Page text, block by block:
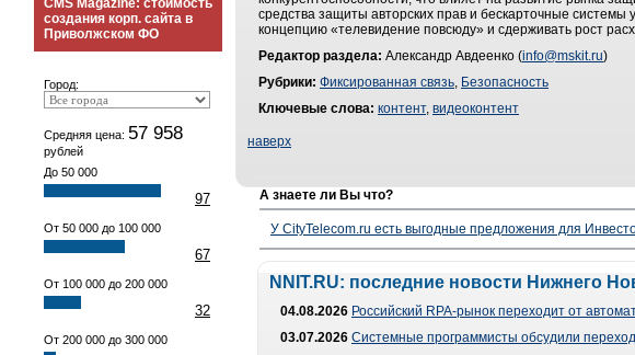
CMS Magazine: стоимость
создания корп. сайта в
Приволжском ФО
Город:
Средняя цена: 57 958
рублей
До 50 000
97
От 50 000 до 100 000
67
От 100 000 до 200 000
32
От 200 000 до 300 000
средства защиты авторских прав и бескарточные системы
концепцию «телевидение повсюду» и сдерживать рост
Редактор раздела: Александр Авдеенко (info@mskit.ru)
Рубрики: Фиксированная связь, Безопасность
Ключевые слова: контент, видеоконтент
наверх
А знаете ли Вы что?
У CityTelecom.ru есть выгодные предложения для
NNIT.RU: последние новости Нижнего
04.08.2026 Российский RPA-рынок переходит от
03.07.2026 Системные программисты обсудили